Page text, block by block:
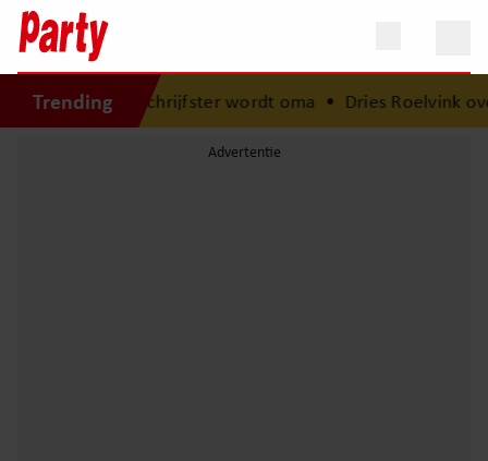
Trending
babynieuws: schrijfster wordt oma• Dries Roelvink